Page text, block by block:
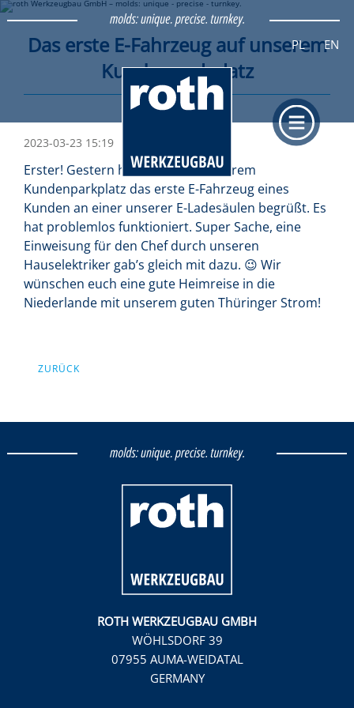
PL EN
Das erste E-Fahrzeug auf unserem
Kundenparkplatz
2023-03-23 15:19
Erster! Gestern haben wir auf unserem
Kundenparkplatz das erste E-Fahrzeug eines
Kunden an einer unserer E-Ladesäulen begrüßt. Es
hat problemlos funktioniert. Super Sache, eine
Einweisung für den Chef durch unseren
Hauselektriker gab’s gleich mit dazu. 😉 Wir
wünschen euch eine gute Heimreise in die
Niederlande mit unserem guten Thüringer Strom!
ZURÜCK
ROTH WERKZEUGBAU GMBH
WÖHLSDORF 39
07955 AUMA-WEIDATAL
GERMANY
UNSER UNTERNEHMEN
BLOG & NEWS COMPANY
FAMILIE IM BETRIEB
WAS UNS ANTREIBT
GESCHICHTE
ZERTIFIZIERUNGEN
KONTAKT
AGB
IMPRESSUM